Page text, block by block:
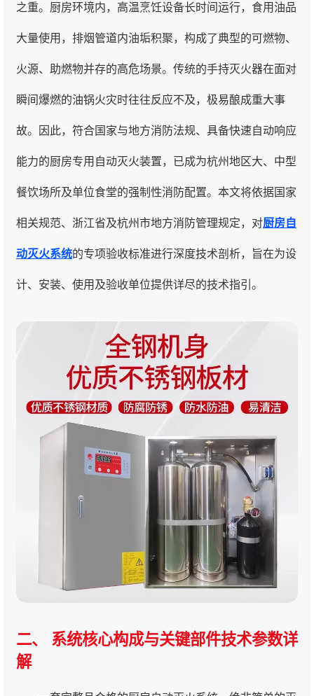
之重。厨房环境内，高温烹饪设备长时间运行，食用油品
大量使用，排烟管道内油垢积聚，构成了典型的可燃物、
火源、助燃物并存的高危场景。传统的手持灭火器在面对
瞬间爆燃的油锅火灾时往往反应不及，极易酿成重大事
故。因此，符合国家与地方消防法规、具备快速自动响应
能力的厨房专用自动灭火装置，已成为杭州地区大、中型
餐饮场所及单位食堂的强制性消防配置。本文将依据国家
相关规范、浙江省及杭州市地方消防管理规定，对厨房自
动灭火系统的专项验收标准进行深度技术剖析，旨在为设
计、安装、使用及验收单位提供详尽的技术指引。
二、 系统核心构成与关键部件技术参数详
解